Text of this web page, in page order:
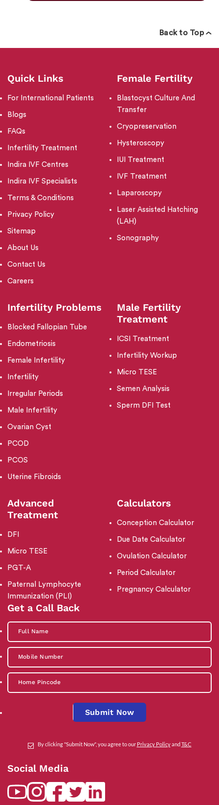
Back to Top
Quick Links
For International Patients
Blogs
FAQs
Infertility Treatment
Indira IVF Centres
Indira IVF Specialists
Terms & Conditions
Privacy Policy
Sitemap
About Us
Contact Us
Careers
Female Fertility
Blastocyst Culture And
Transfer
Cryopreservation
Hysteroscopy
IUI Treatment
IVF Treatment
Laparoscopy
Laser Assisted Hatching
(LAH)
Sonography
Infertility Problems
Blocked Fallopian Tube
Endometriosis
Female Infertility
Infertility
Irregular Periods
Male Infertility
Ovarian Cyst
PCOD
PCOS
Uterine Fibroids
Male Fertility
Treatment
ICSI Treatment
Infertility Workup
Micro TESE
Semen Analysis
Sperm DFI Test
Advanced
Treatment
DFI
Micro TESE
PGT-A
Paternal Lymphocyte
Immunization (PLI)
Calculators
Conception Calculator
Due Date Calculator
Ovulation Calculator
Period Calculator
Pregnancy Calculator
Get a Call Back
Submit Now
By clicking "Submit Now", you agree to our Privacy PolicyandT&C
Social Media